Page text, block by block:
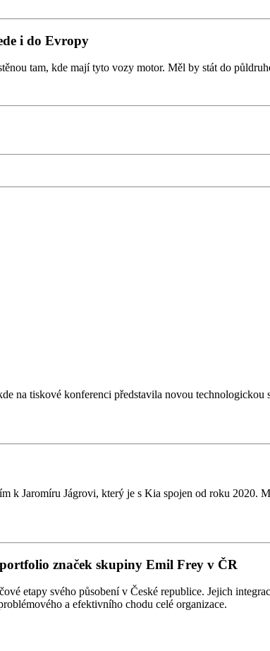
i do Evropy
tam, kde mají tyto vozy motor. Měl by stát do
na tiskové konferenci představila novou
k Jaromíru Jágrovi, který je s Kia spojen od roku 2020.
značek skupiny Emil Frey v ČR
etapy svého působení v České republice. Jejich
a efektivního chodu celé organizace.